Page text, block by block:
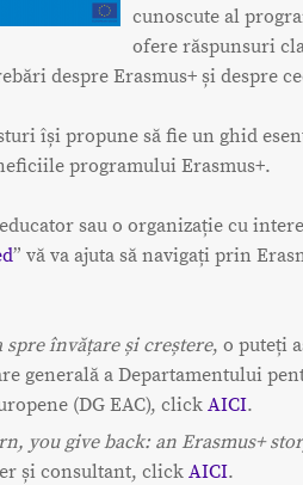
cunoscute al
ofere răspunsuri
despre Erasmus+ și despre
își propune să fie un ghid
programului Erasmus+.
sau o organizație cu
” vă va ajuta să navigați prin
spre învățare și creștere, o puteți
generală a Departamentului
(DG EAC), clickAICI.
you give back: an Erasmus+
și consultant, click AICI.